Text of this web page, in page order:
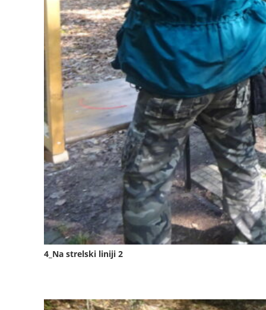
4_Na strelski liniji 2